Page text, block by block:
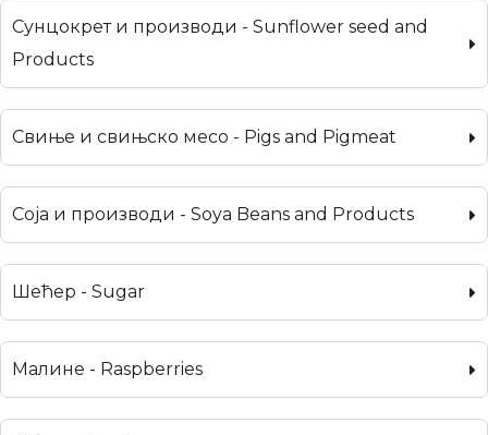
Сунцокрет и производи - Sunflower seed and
Products
Свиње и свињско месо - Pigs and Pigmeat
Соја и производи - Soya Beans and Products
Шећер - Sugar
Малине - Raspberries